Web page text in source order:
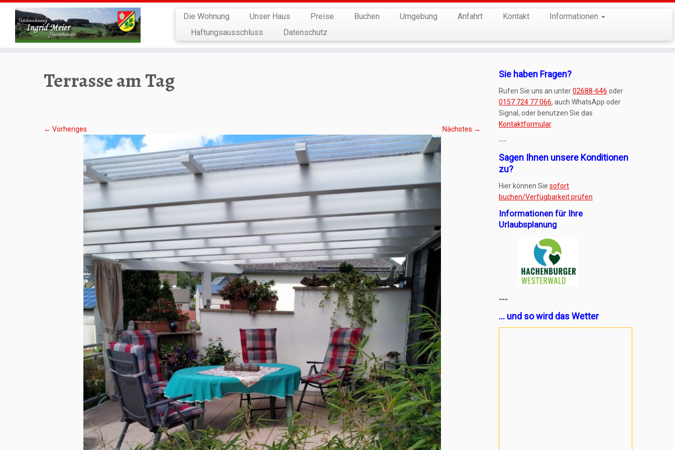
Zum
Inhalt
springen
Die Wohnung Unser Haus Preise Buchen Umgebung Anfahrt Kontakt
Informationen
Haftungsausschluss
Datenschutz
Terrasse am Tag
← Vorheriges Nächstes →
Sie haben Fragen?
Rufen Sie uns an unter02688-646 oder
0157 724 77 066, auch WhatsApp oder
Signal, oder benutzen Sie das
Kontaktformular.
---
Sagen Ihnen unsere Konditionen
zu?
Hier können Sie sofort
buchen/Verfügbarkeit prüfen
Informationen für Ihre
Urlaubsplanung
---
... und so wird das Wetter